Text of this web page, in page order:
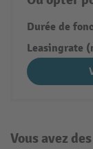
Vous avez
Durée de
Leasingrate